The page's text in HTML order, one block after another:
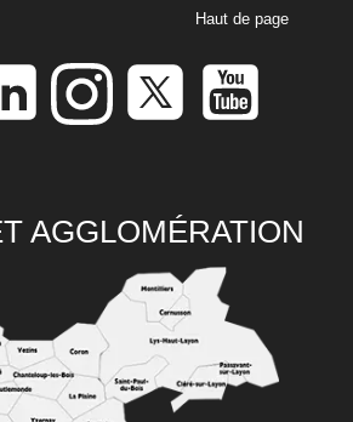
Haut de page
AGGLOMÉRATION